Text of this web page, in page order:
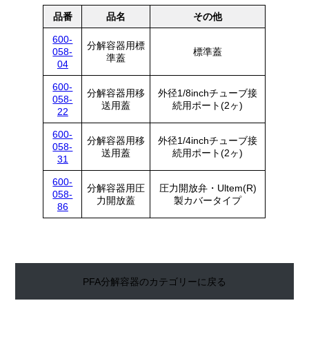
品番 品名 その他
600-
058-
04
分解容器用標
準蓋
標準蓋
600-
058-
22
分解容器用移
送用蓋
外径1/8inchチューブ接
続用ポート(2ヶ)
600-
058-
31
分解容器用移
送用蓋
外径1/4inchチューブ接
続用ポート(2ヶ)
600-
058-
86
分解容器用圧
力開放蓋
圧力開放弁・Ultem(R)
製カバータイプ
PFA分解容器のカテゴリーに戻る